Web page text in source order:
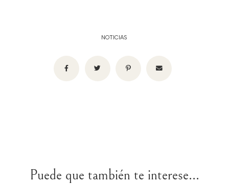
NOTICIAS
Puede que también te interese...